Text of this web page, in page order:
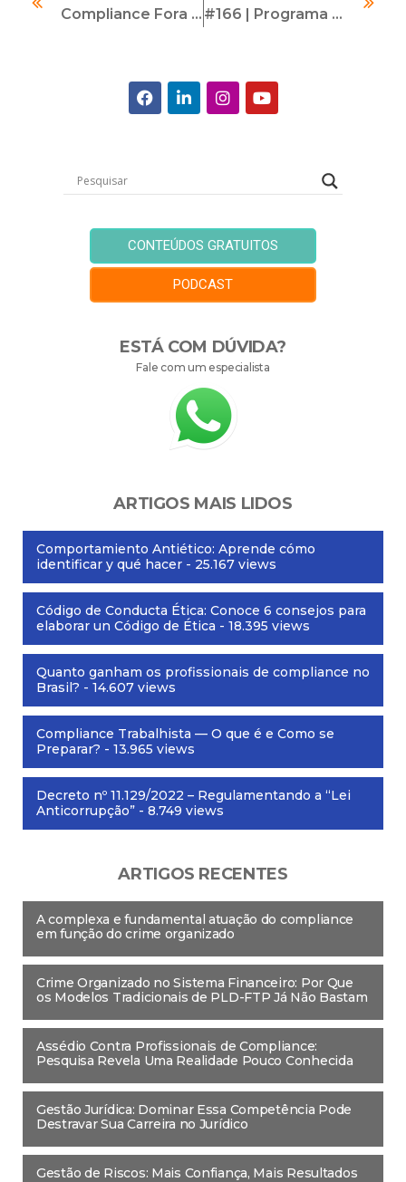
Compliance Fora Da Planilha E Da Automação: O Que Não Se Mede E Pode Fazer Toda A Diferença #166 | Programa De Disseminação Da Cultura De Compliance | Com André Cruz
CONTEÚDOS GRATUITOS
PODCAST
ESTÁ COM DÚVIDA?
Fale com um especialista
ARTIGOS MAIS LIDOS
Comportamiento Antiético: Aprende cómo
identificar y qué hacer - 25.167 views
Código de Conducta Ética: Conoce 6 consejos para
elaborar un Código de Ética - 18.395 views
Quanto ganham os profissionais de compliance no
Brasil? - 14.607 views
Compliance Trabalhista — O que é e Como se
Preparar? - 13.965 views
Decreto nº 11.129/2022 – Regulamentando a “Lei
Anticorrupção” - 8.749 views
ARTIGOS RECENTES
A complexa e fundamental atuação do compliance
em função do crime organizado
Crime Organizado no Sistema Financeiro: Por Que
os Modelos Tradicionais de PLD-FTP Já Não Bastam
Assédio Contra Profissionais de Compliance:
Pesquisa Revela Uma Realidade Pouco Conhecida
Gestão Jurídica: Dominar Essa Competência Pode
Destravar Sua Carreira no Jurídico
Gestão de Riscos: Mais Confiança, Mais Resultados